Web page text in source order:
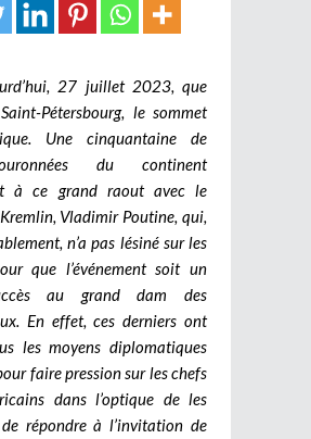
27 juillet 2023, que
Pétersbourg, le sommet
Une cinquantaine de
du continent
à ce grand raout avec le
Vladimir Poutine, qui,
n’a pas lésiné sur les
que l’événement soit un
au grand dam des
En effet, ces derniers ont
les moyens diplomatiques
faire pression sur les chefs
dans l’optique de les
répondre à l’invitation de